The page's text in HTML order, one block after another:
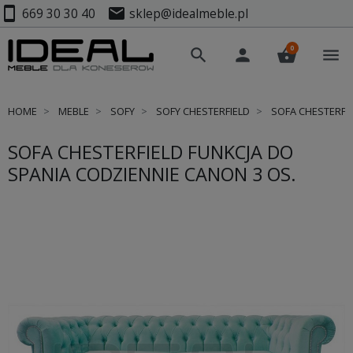
smartphone 669 30 30 40 mail sklep@idealmeble.pl
search person shopping_basket
0 menu
HOME MEBLE SOFY SOFY CHESTERFIELD SOFA
SOFA CHESTERFIELD FUNKCJA DO
SPANIA CODZIENNIE CANON 3 OS.